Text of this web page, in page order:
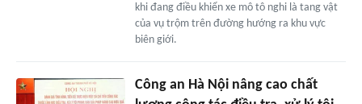
khi đang điều khiển xe mô tô nghi là tang vật
của vụ trộm trên đường hướng ra khu vực
biên giới.
Công an Hà Nội nâng cao chất